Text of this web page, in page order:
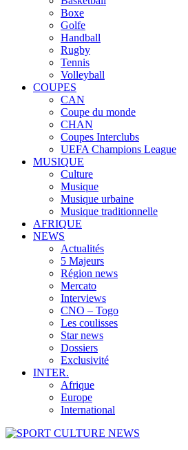
Boxe
Golfe
Handball
Rugby
Tennis
Volleyball
COUPES
CAN
Coupe du monde
CHAN
Coupes Interclubs
UEFA Champions League
MUSIQUE
Culture
Musique
Musique urbaine
Musique traditionnelle
AFRIQUE
NEWS
Actualités
5 Majeurs
Région news
Mercato
Interviews
CNO – Togo
Les coulisses
Star news
Dossiers
Exclusivité
INTER.
Afrique
Europe
International